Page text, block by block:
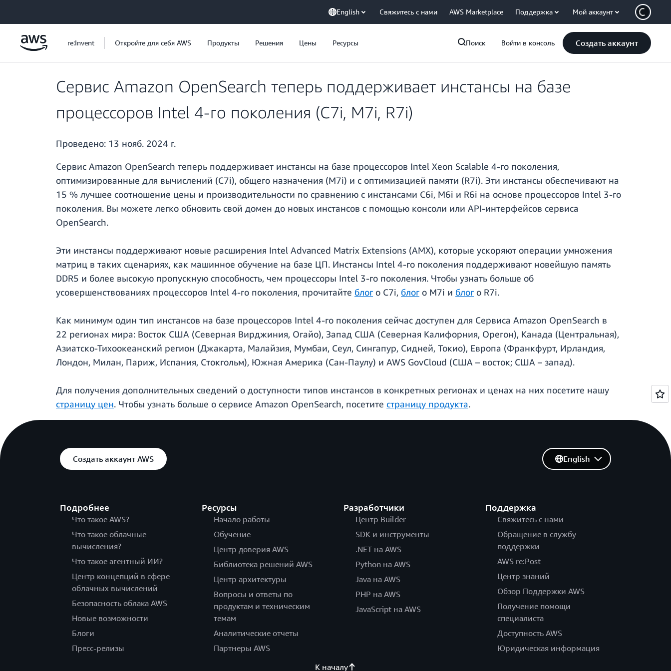
English Свяжитесь с нами AWS Marketplace Поддержка Мой аккаунт
re:Invent Откройте для себя AWS Продукты Решения Цены Ресурсы Поиск Войти в консоль Создать аккаунт
Сервис Amazon OpenSearch теперь поддерживает инстансы на базе
процессоров Intel 4-го поколения (C7i, M7i, R7i)
Проведено: 13 нояб. 2024 г.
Сервис Amazon OpenSearch теперь поддерживает инстансы на базе процессоров Intel Xeon Scalable 4-го поколения,
оптимизированные для вычислений (C7i), общего назначения (M7i) и с оптимизацией памяти (R7i). Эти инстансы обеспечивают на
15 % лучшее соотношение цены и производительности по сравнению с инстансами C6i, M6i и R6i на основе процессоров Intel 3-го
поколения. Вы можете легко обновить свой домен до новых инстансов с помощью консоли или API-интерфейсов сервиса
OpenSearch.
Эти инстансы поддерживают новые расширения Intel Advanced Matrix Extensions (AMX), которые ускоряют операции умножения
матриц в таких сценариях, как машинное обучение на базе ЦП. Инстансы Intel 4-го поколения поддерживают новейшую память
DDR5 и более высокую пропускную способность, чем процессоры Intel 3-го поколения. Чтобы узнать больше об
усовершенствованиях процессоров Intel 4-го поколения, прочитайте блог о C7i, блог о M7i и блог о R7i.
Как минимум один тип инстансов на базе процессоров Intel 4-го поколения сейчас доступен для Сервиса Amazon OpenSearch в
22 регионах мира: Восток США (Северная Вирджиния, Огайо), Запад США (Северная Калифорния, Орегон), Канада (Центральная),
Азиатско-Тихоокеанский регион (Джакарта, Малайзия, Мумбаи, Сеул, Сингапур, Сидней, Токио), Европа (Франкфурт, Ирландия,
Лондон, Милан, Париж, Испания, Стокгольм), Южная Америка (Сан-Паулу) и AWS GovCloud (США – восток; США – запад).
Для получения дополнительных сведений о доступности типов инстансов в конкретных регионах и ценах на них посетите нашу
страницу цен. Чтобы узнать больше о сервисе Amazon OpenSearch, посетите страницу продукта.
Создать аккаунт AWS
Подробнее
Что такое AWS?
Что такое облачные
вычисления?
Что такое агентный ИИ?
Центр концепций в сфере
облачных вычислений
Безопасность облака AWS
Новые возможности
Блоги
Пресс-релизы
Ресурсы
Начало работы
Обучение
Центр доверия AWS
Библиотека решений AWS
Центр архитектуры
Вопросы и ответы по
продуктам и техническим
темам
Аналитические отчеты
Партнеры AWS
Разработчики
Центр Builder
SDK и инструменты
.NET на AWS
Python на AWS
Java на AWS
PHP на AWS
JavaScript на AWS
Поддержка
Свяжитесь с нами
Обращение в службу
поддержки
AWS re:Post
Центр знаний
Обзор Поддержки AWS
Получение помощи
специалиста
Доступность AWS
Юридическая информация
English
К началу